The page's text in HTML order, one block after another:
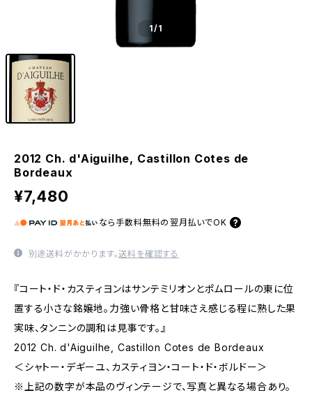
1/1
2012 Ch. d'Aiguilhe, Castillon Cotes de
Bordeaux
¥7,480
なら 手数料無料の 翌月払いでOK
別途送料がかかります。送料を確認する
『コート・ド・カスティヨンはサンテミリオンとポムロールの東に位
置する小さな銘嬢地。力強い骨格と甘味さえ感じる程に熟した果
実味、タンニンの調和は見事です。』
2012 Ch. d'Aiguilhe, Castillon Cotes de Bordeaux
＜シャトー・デギーユ、カスティヨン・コート・ド・ボルドー＞
※上記の数字が本品のヴィンテージで、写真と異なる場合あり。